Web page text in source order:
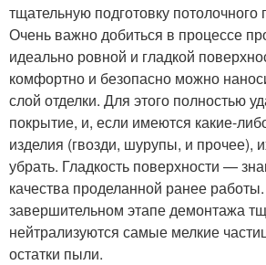
тщательную подготовку потолочного
Очень важно добиться в процессе
идеально ровной и гладкой
комфортно и безопасно можно
слой отделки. Для этого полностью
покрытие, и, если имеются какие-
изделия (гвозди, шурупы, и прочее),
убрать. Гладкость поверхности —
качества проделанной ранее
завершительном этапе демонтажа
нейтрализуются самые мелкие
остатки пыли.